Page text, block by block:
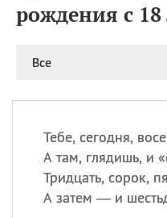
рождения с 18
Все
Тебе, сегодня,
А там, глядишь, и
Тридцать, сорок,
А затем — и